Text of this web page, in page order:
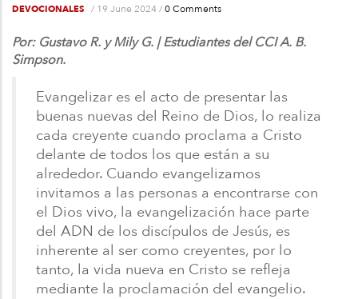
DEVOCIONALES / 19 June 2024/0 Comments
Por: Gustavo R. y Mily G. | Estudiantes del CCI A. B.
Simpson.
Evangelizar es el acto de presentar las
buenas nuevas del Reino de Dios, lo realiza
cada creyente cuando proclama a Cristo
delante de todos los que están a su
alrededor. Cuando evangelizamos
invitamos a las personas a encontrarse con
el Dios vivo, la evangelización hace parte
del ADN de los discípulos de Jesús, es
inherente al ser como creyentes, por lo
tanto, la vida nueva en Cristo se refleja
mediante la proclamación del evangelio.